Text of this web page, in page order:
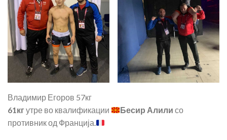
Владимир Егоров 57кг
61кгутре во квалификации Бесир Алилисо
противник од Франција.